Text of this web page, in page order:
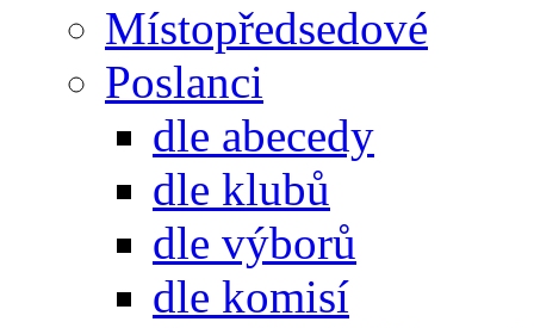
Místopředsedové
Poslanci
dle abecedy
dle klubů
dle výborů
dle komisí